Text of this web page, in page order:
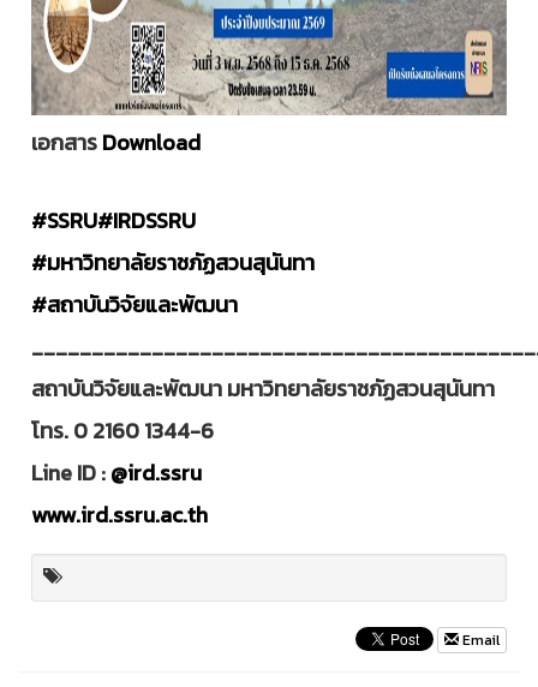
เอกสารDownload
#SSRU#IRDSSRU
#มหาวิทยาลัยราชภัฏสวนสุนันทา
#สถาบันวิจัยและพัฒนา
สถาบันวิจัยและพัฒนา มหาวิทยาลัยราชภัฏสวนสุนันทา
โทร. 0 2160 1344-6
Line ID :@ird.ssru
www.ird.ssru.ac.th
Email